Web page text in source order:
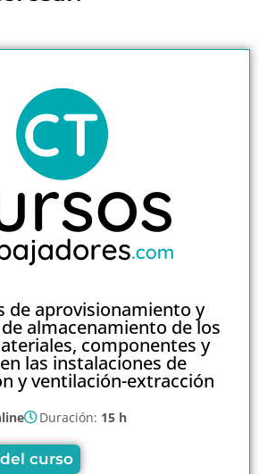
de aprovisionamiento y
almacenamiento de los
componentes y
las instalaciones de
y ventilación-extracción
Duración: 15 h
curso